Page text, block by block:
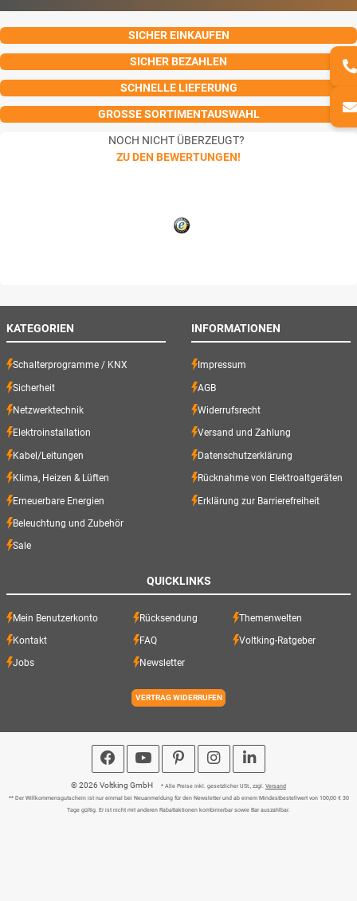
SICHER EINKAUFEN
SICHER BEZAHLEN
SCHNELLE LIEFERUNG
GROSSE SORTIMENTAUSWAHL
NOCH NICHT ÜBERZEUGT?
ZU DEN BEWERTUNGEN!
KATEGORIEN
Schalterprogramme / KNX
Sicherheit
Netzwerktechnik
Elektroinstallation
Kabel/Leitungen
Klima, Heizen & Lüften
Erneuerbare Energien
Beleuchtung und Zubehör
Sale
INFORMATIONEN
Impressum
AGB
Widerrufsrecht
Versand und Zahlung
Datenschutzerklärung
Rücknahme von Elektroaltgeräten
Erklärung zur Barrierefreiheit
QUICKLINKS
Mein Benutzerkonto Rücksendung Themenwelten
Kontakt FAQ Voltking-Ratgeber
Jobs Newsletter
VERTRAG WIDERRUFEN
© 2026 Voltking GmbH * Alle Preise inkl. gesetzlicher USt., zzgl. Versand
** Der Willkommensgutschein ist nur einmal bei Neuanmeldung für den Newsletter und ab einem Mindestbestellwert von 100,00 € 30
Tage gültig. Er ist nicht mit anderen Rabattaktionen kombinierbar sowie Bar auszahlbar.